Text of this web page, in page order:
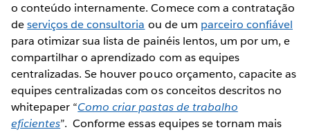
o conteúdo internamente. Comece com a contratação
deserviços de consultoria ou de um parceiro confiável
para otimizar sua lista de painéis lentos, um por um, e
compartilhar o aprendizado com as equipes
centralizadas. Se houver pouco orçamento, capacite as
equipes centralizadas com os conceitos descritos no
whitepaper “Como criar pastas de trabalho
eficientes”. Conforme essas equipes se tornam mais